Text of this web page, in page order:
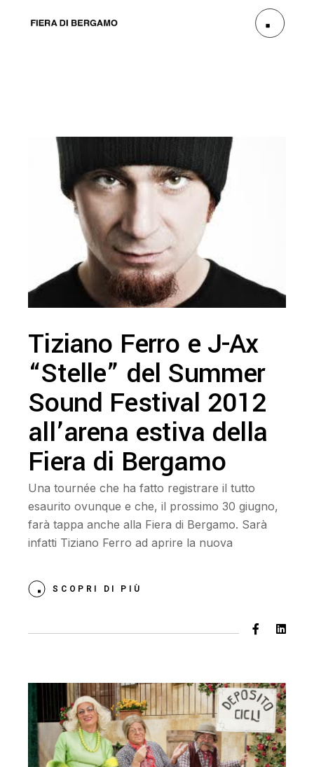
Tiziano Ferro e J-Ax
“Stelle” del Summer
Sound Festival 2012
all’arena estiva della
Fiera di Bergamo
Una tournée che ha fatto registrare il tutto
esaurito ovunque e che, il prossimo 30 giugno,
farà tappa anche alla Fiera di Bergamo. Sarà
infatti Tiziano Ferro ad aprire la nuova
SCOPRI DI PIÙ